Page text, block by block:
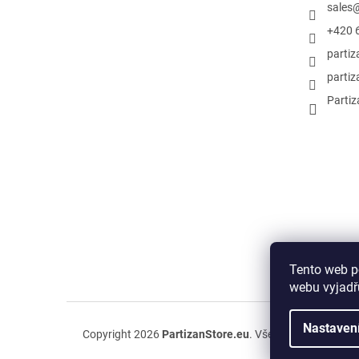
Tento web
webu
sales
+420
Copyright 2026 PartizanStore.eu. Všechna práva